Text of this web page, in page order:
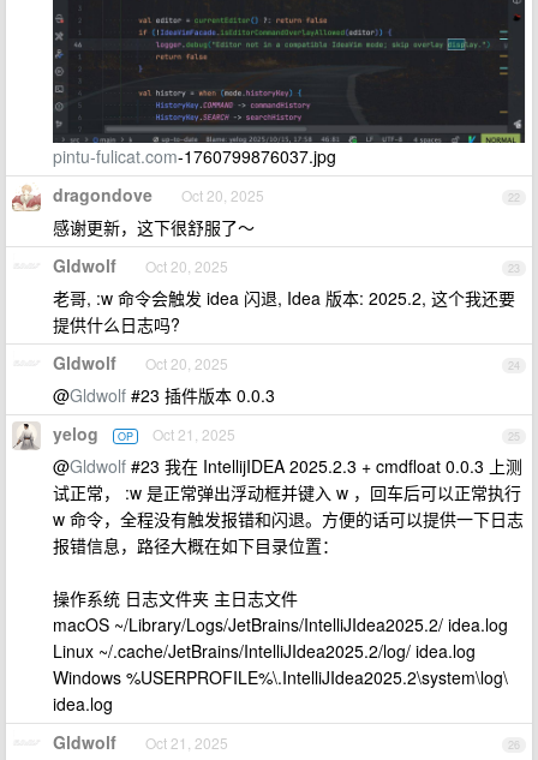
pintu-fulicat.com-1760799876037.jpg
22
dragondove Oct 20, 2025
感谢更新，这下很舒服了～
23
Gldwolf Oct 20, 2025
老哥, :w 命令会触发 idea 闪退, Idea 版本: 2025.2, 这个我还要
提供什么日志吗?
24
Gldwolf Oct 20, 2025
@Gldwolf #23 插件版本 0.0.3
25
yelog OP Oct 21, 2025
@Gldwolf #23 我在 IntellijIDEA 2025.2.3 + cmdfloat 0.0.3 上测
试正常， :w 是正常弹出浮动框并键入 w ，回车后可以正常执行
w 命令，全程没有触发报错和闪退。方便的话可以提供一下日志
报错信息，路径大概在如下目录位置：
操作系统 日志文件夹 主日志文件
macOS ~/Library/Logs/JetBrains/IntelliJIdea2025.2/ idea.log
Linux ~/.cache/JetBrains/IntelliJIdea2025.2/log/ idea.log
Windows %USERPROFILE%\.IntelliJIdea2025.2\system\log\
idea.log
26
Gldwolf Oct 21, 2025